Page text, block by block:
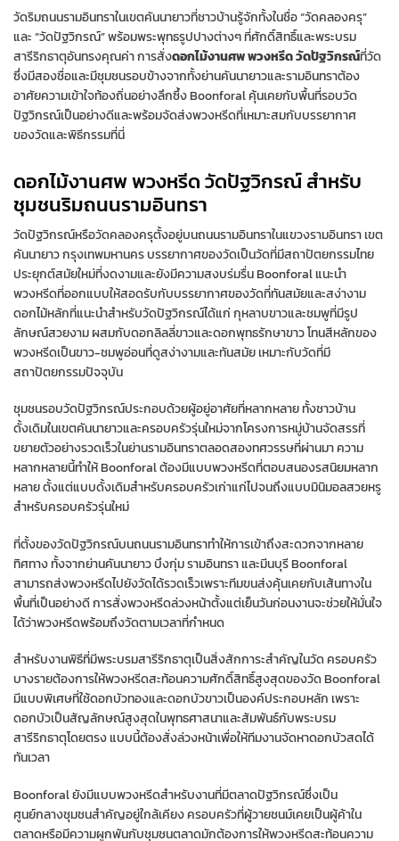
วัดริมถนนรามอินทราในเขตคันนายาวที่ชาวบ้านรู้จักทั้งในชื่อ “วัดคลองครุ”
และ “วัดปัฐวิกรณ์” พร้อมพระพุทธรูปปางต่างๆ ที่ศักดิ์สิทธิ์และพระบรม
สารีริกธาตุอันทรงคุณค่า การสั่งดอกไม้งานศพ พวงหรีด วัดปัฐวิกรณ์ที่วัด
ซึ่งมีสองชื่อและมีชุมชนรอบข้างจากทั้งย่านคันนายาวและรามอินทราต้อง
อาศัยความเข้าใจท้องถิ่นอย่างลึกซึ้ง Boonforal คุ้นเคยกับพื้นที่รอบวัด
ปัฐวิกรณ์เป็นอย่างดีและพร้อมจัดส่งพวงหรีดที่เหมาะสมกับบรรยากาศ
ของวัดและพิธีกรรมที่นี่
ดอกไม้งานศพ พวงหรีด วัดปัฐวิกรณ์ สำหรับ
ชุมชนริมถนนรามอินทรา
วัดปัฐวิกรณ์หรือวัดคลองครุตั้งอยู่บนถนนรามอินทราในแขวงรามอินทรา เขต
คันนายาว กรุงเทพมหานคร บรรยากาศของวัดเป็นวัดที่มีสถาปัตยกรรมไทย
ประยุกต์สมัยใหม่ที่งดงามและยังมีความสงบร่มรื่น Boonforal แนะนำ
พวงหรีดที่ออกแบบให้สอดรับกับบรรยากาศของวัดที่ทันสมัยและสง่างาม
ดอกไม้หลักที่แนะนำสำหรับวัดปัฐวิกรณ์ได้แก่ กุหลาบขาวและชมพูที่มีรูป
ลักษณ์สวยงาม ผสมกับดอกลิลลี่ขาวและดอกพุทธรักษาขาว โทนสีหลักของ
พวงหรีดเป็นขาว-ชมพูอ่อนที่ดูสง่างามและทันสมัย เหมาะกับวัดที่มี
สถาปัตยกรรมปัจจุบัน
ชุมชนรอบวัดปัฐวิกรณ์ประกอบด้วยผู้อยู่อาศัยที่หลากหลาย ทั้งชาวบ้าน
ดั้งเดิมในเขตคันนายาวและครอบครัวรุ่นใหม่จากโครงการหมู่บ้านจัดสรรที่
ขยายตัวอย่างรวดเร็วในย่านรามอินทราตลอดสองทศวรรษที่ผ่านมา ความ
หลากหลายนี้ทำให้ Boonforal ต้องมีแบบพวงหรีดที่ตอบสนองรสนิยมหลาก
หลาย ตั้งแต่แบบดั้งเดิมสำหรับครอบครัวเก่าแก่ไปจนถึงแบบมินิมอลสวยหรู
สำหรับครอบครัวรุ่นใหม่
ที่ตั้งของวัดปัฐวิกรณ์บนถนนรามอินทราทำให้การเข้าถึงสะดวกจากหลาย
ทิศทาง ทั้งจากย่านคันนายาว บึงกุ่ม รามอินทรา และมีนบุรี Boonforal
สามารถส่งพวงหรีดไปยังวัดได้รวดเร็วเพราะทีมขนส่งคุ้นเคยกับเส้นทางใน
พื้นที่เป็นอย่างดี การสั่งพวงหรีดล่วงหน้าตั้งแต่เย็นวันก่อนงานจะช่วยให้มั่นใจ
ได้ว่าพวงหรีดพร้อมถึงวัดตามเวลาที่กำหนด
สำหรับงานพิธีที่มีพระบรมสารีริกธาตุเป็นสิ่งสักการะสำคัญในวัด ครอบครัว
บางรายต้องการให้พวงหรีดสะท้อนความศักดิ์สิทธิ์สูงสุดของวัด Boonforal
มีแบบพิเศษที่ใช้ดอกบัวทองและดอกบัวขาวเป็นองค์ประกอบหลัก เพราะ
ดอกบัวเป็นสัญลักษณ์สูงสุดในพุทธศาสนาและสัมพันธ์กับพระบรม
สารีริกธาตุโดยตรง แบบนี้ต้องสั่งล่วงหน้าเพื่อให้ทีมงานจัดหาดอกบัวสดได้
ทันเวลา
Boonforal ยังมีแบบพวงหรีดสำหรับงานที่มีตลาดปัฐวิกรณ์ซึ่งเป็น
ศูนย์กลางชุมชนสำคัญอยู่ใกล้เคียง ครอบครัวที่ผู้วายชนม์เคยเป็นผู้ค้าใน
ตลาดหรือมีความผูกพันกับชุมชนตลาดมักต้องการให้พวงหรีดสะท้อนความ